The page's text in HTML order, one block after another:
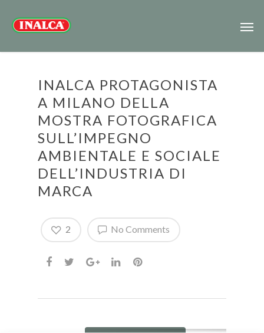
INALCA PROTAGONISTA
A MILANO DELLA
MOSTRA FOTOGRAFICA
SULL’IMPEGNO
AMBIENTALE E SOCIALE
DELL’INDUSTRIA DI
MARCA
No Comments
2